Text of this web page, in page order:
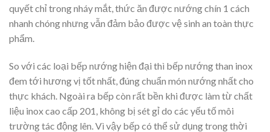
quyết chỉ trong nháy mắt, thức ăn được nướng chín 1 cách
nhanh chóng nhưng vẫn đảm bảo được vệ sinh an toàn thực
phẩm.
So với các loại bếp nướng hiện đại thì bếp nướng than inox
đem tới hương vị tốt nhất, đúng chuẩn món nướng nhất cho
thực khách. Ngoài ra bếp còn rất bền khi được làm từ chất
liệu inox cao cấp 201, không bị sét gỉ do các yếu tố môi
trường tác động lên. Vì vậy bếp có thể sử dụng trong thời